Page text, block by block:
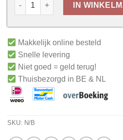
IN
Makkelijk online besteld
Snelle levering
Niet goed = geld terug!
Thuisbezorgd in BE & NL
SKU: N/B